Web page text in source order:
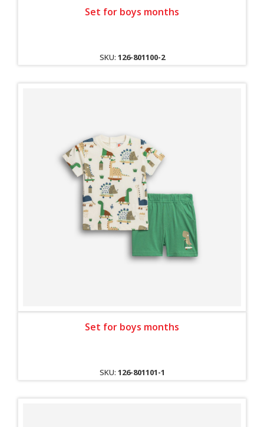
Set for boys months
SKU: 126-801100-2
Set for boys months
SKU: 126-801101-1